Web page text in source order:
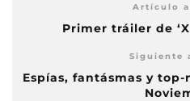
Artículo
Primer tráiler de
Siguiente
Espías, fantásmas y top-